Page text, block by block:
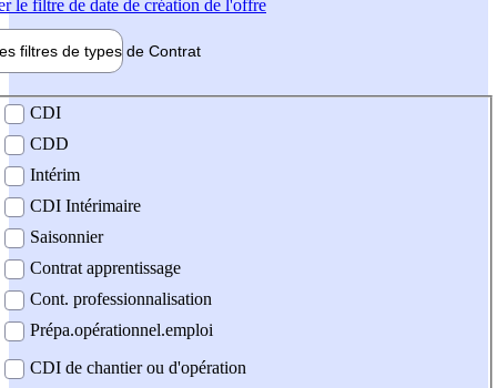
le filtre de date de création de l'offre
filtres de types de Contrat
contrat
CDI
CDD
Intérim
CDI Intérimaire
Saisonnier
Contrat apprentissage
Cont. professionnalisation
Prépa.opérationnel.emploi
CDI de chantier ou d'opération